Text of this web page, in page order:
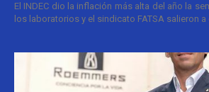
El INDEC dio la inflación más alta del año la
los laboratorios y el sindicato FATSA salieron a